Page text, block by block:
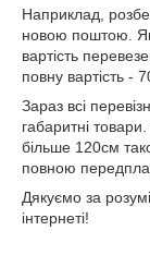
Наприклад,
новою поштою.
вартість
повну вартість -
Зараз всі
габаритні
більше 120см
повною
Дякуємо за
інтернеті!